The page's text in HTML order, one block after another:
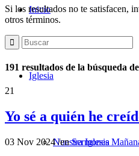
Inicio
Iglesia
Nuestra Iglesia
Si los resultados no te satisfacen,
otros términos.
191 resultados de la búsqueda
21
Yo sé a quién he
03 Nov 2024/enSermones